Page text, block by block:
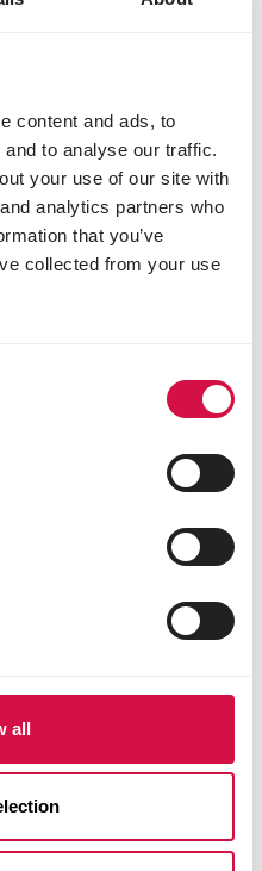
content and ads, to
to analyse our traffic.
your use of our site with
analytics partners who
that you’ve
collected from your use
all